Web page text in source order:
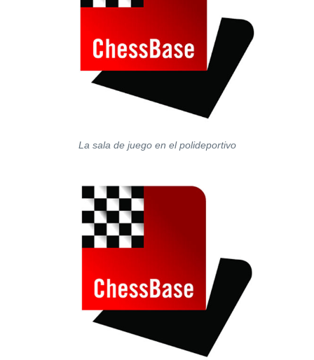
La sala de juego en el polideportivo